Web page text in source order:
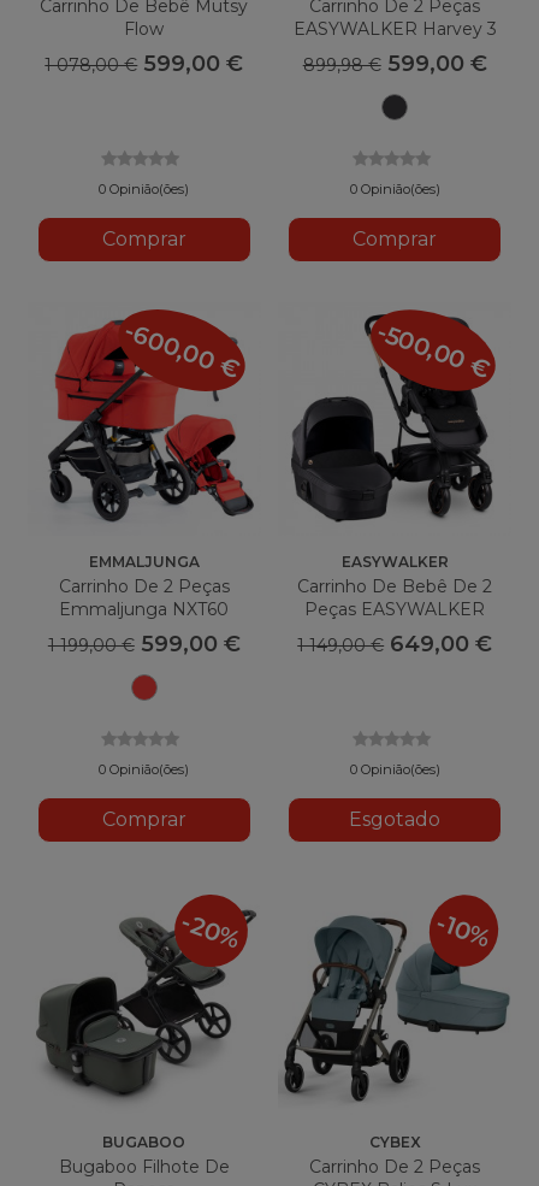
Carrinho De Bebê Mutsy
Flow
1 078,00 € 599,00 €
0 Opinião(ões)
Comprar
Carrinho De 2 Peças
EASYWALKER Harvey 3
899,98 € 599,00 €
Preto
0 Opinião(ões)
Comprar
EMMALJUNGA
Carrinho De 2 Peças
Emmaljunga NXT60
1 199,00 € 599,00 €
Vermelho
0 Opinião(ões)
Comprar
-600,00 €
EASYWALKER
Carrinho De Bebê De 2
Peças EASYWALKER
Harvey 3 Premium Gold
Edition
1 149,00 € 649,00 €
0 Opinião(ões)
Esgotado
-500,00 €
BUGABOO
Bugaboo Filhote De
-20%
CYBEX
Carrinho De 2 Peças
-10%